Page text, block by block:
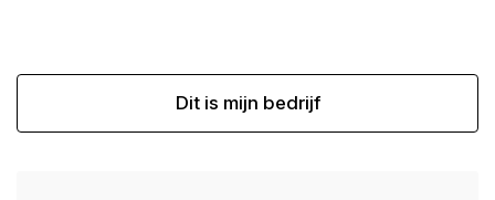
Dit is mijn bedrijf